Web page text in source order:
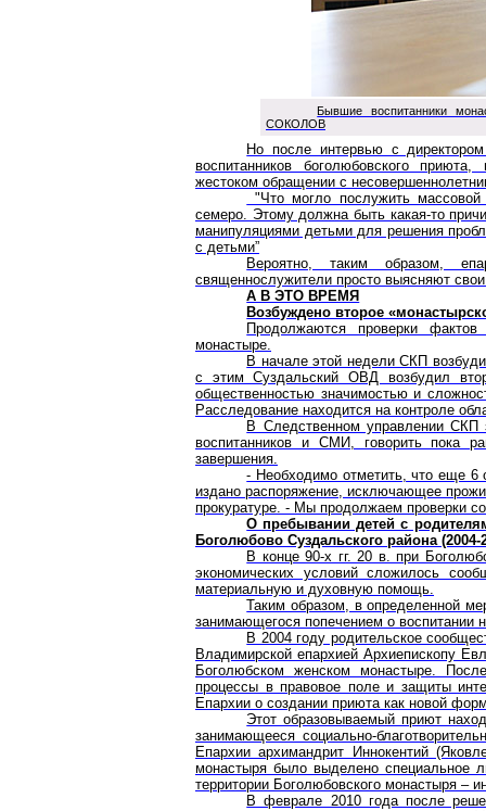
Бывшие воспитанники
СОКОЛОВ
Но после интервью с
воспитанников боголюбовского
жестоком обращении с
"Что могло послужить
семеро. Этому должна быть какая-то
манипуляциями детьми для решения
с детьми”
Вероятно, таким образом,
священнослужители просто выясняют
А В ЭТО ВРЕМЯ
Возбуждено второе
Продолжаются проверки
монастыре.
В начале этой недели СКП
с этим Суздальский ОВД возбудил
общественностью значимостью и
Расследование находится на контроле
В Следственном управлении СКП
воспитанников и СМИ, говорить пока
завершения.
- Необходимо отметить, что еще 6
издано распоряжение, исключающее
прокуратуре. - Мы продолжаем проверки
О пребывании детей с
Боголюбово Суздальского района (2004-
В конце 90-х гг. 20 в. при
экономических условий сложилось
материальную и духовную помощь.
Таким образом, в определенной
занимающегося попечением о воспитании
В 2004 году родительское
Владимирской епархией Архиепископу
Боголюбском женском монастыре.
процессы в правовое поле и защиты
Епархии о создании приюта как новой
Этот образовываемый приют
занимающееся социально-
Епархии архимандрит Иннокентий
монастыря было выделено специальное
территории Боголюбовского монастыря –
В феврале 2010 года после